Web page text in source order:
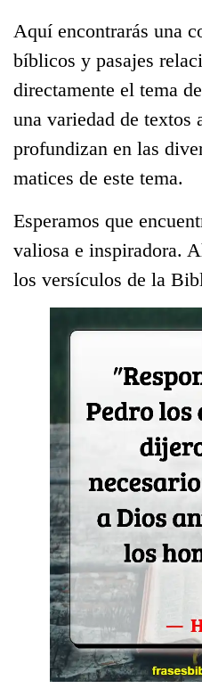
Aquí encontrarás una
bíblicos y pasajes
directamente el tema de
una variedad de textos
profundizan en las
matices de este tema.
Esperamos que
valiosa e inspiradora.
los versículos de la